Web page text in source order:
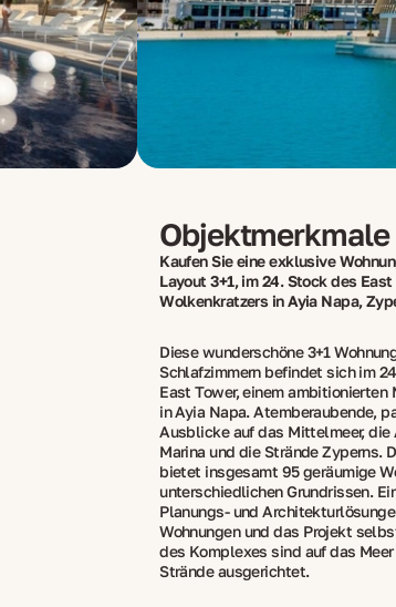
Objektmerkmale
Kaufen Sie eine exklusive
Layout 3+1, im 24. Stock des East
Wolkenkratzers in Ayia Napa,
Diese wunderschöne 3+1
Schlafzimmern befindet sich im
East Tower, einem ambitionierten
in Ayia Napa. Atemberaubende,
Ausblicke auf das Mittelmeer, die
Marina und die Strände Zyperns.
bietet insgesamt 95 geräumige
unterschiedlichen Grundrissen.
Planungs- und
Wohnungen und das Projekt
des Komplexes sind auf das
Strände ausgerichtet.